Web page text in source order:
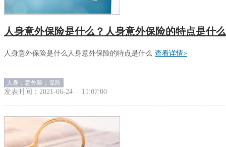
人身意外保险是什么？人身意外保险的特点是什
人身意外保险是什么人身意外保险的特点是什么 查看详情>
人身；意外险；保险
发表时间： 2021-06-24 11:07:00